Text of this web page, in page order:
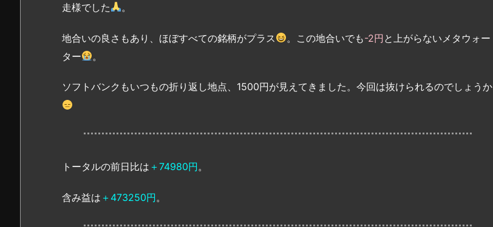
走様でした
。
地合いの良さもあり、ほぼすべての銘柄がプラス 。この地合いでも-2円と上がらないメタウォー
ター
。
ソフトバンクもいつもの折り返し地点、1500円が見えてきました。今回は抜けられるのでしょうか
トータルの前日比は ＋74980円。
含み益は ＋473250円。